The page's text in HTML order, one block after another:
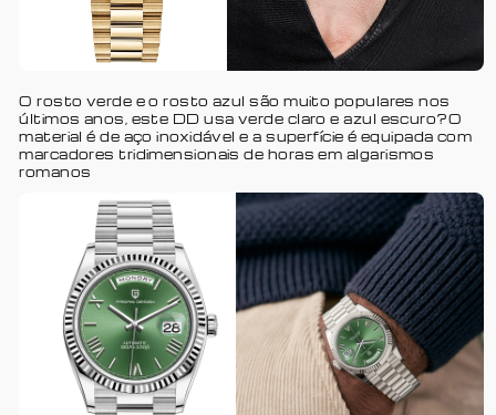
O rosto verde e o rosto azul são muito populares nos
últimos anos, este DD usa verde claro e azul escuro?O
material é de aço inoxidável e a superfície é equipada com
marcadores tridimensionais de horas em algarismos
romanos